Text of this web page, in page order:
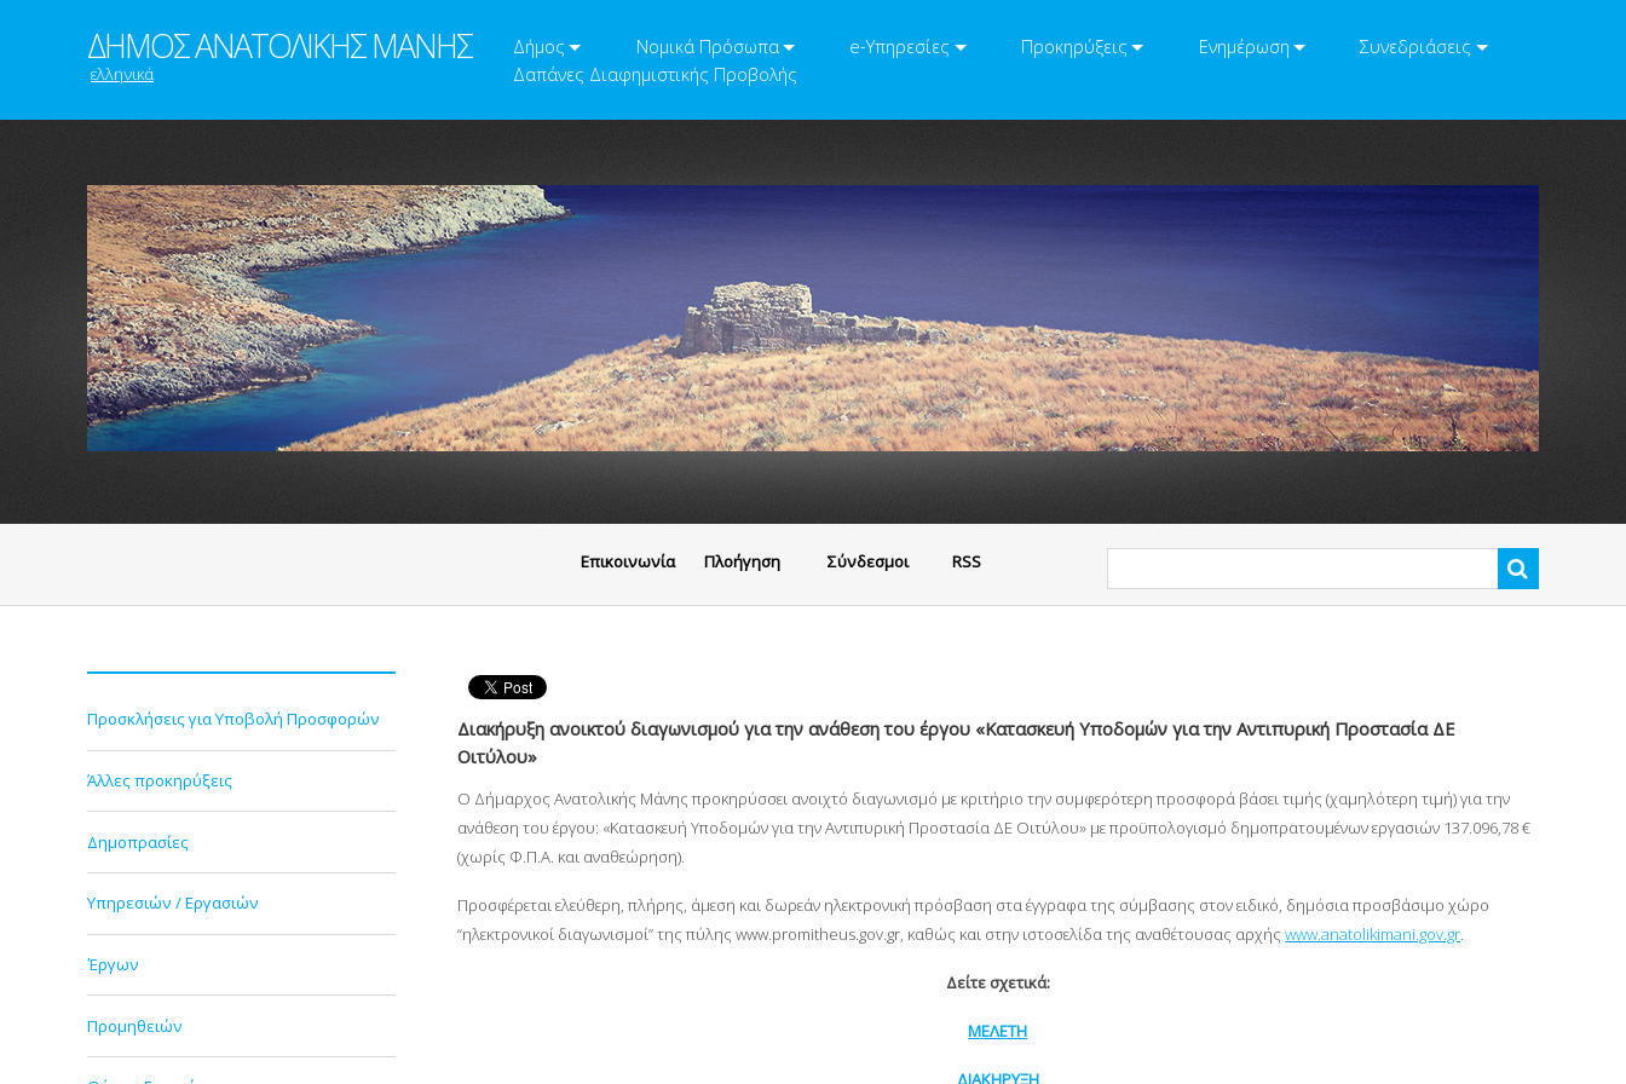
ΔΗΜΟΣ ΑΝΑΤΟΛΙΚΗΣ ΜΑΝΗΣ
ελληνικά
Δήμος Νομικά Πρόσωπα e-Υπηρεσίες Προκηρύξεις Ενημέρωση
Συνεδριάσεις
Δαπάνες Διαφημιστικής Προβολής
Eπικοινωνία Πλοήγηση Σύνδεσμοι RSS
Προσκλήσεις για Υποβολή Προσφορών
Άλλες προκηρύξεις
Δημοπρασίες
Υπηρεσιών / Εργασιών
Έργων
Προμηθειών
Διακήρυξη ανοικτού διαγωνισμού για την ανάθεση του έργου «Κατασκευή Υποδομών για την Αντιπυρική Προστασία ΔΕ
Οιτύλου»
Ο Δήμαρχος Ανατολικής Μάνης προκηρύσσει ανοιχτό διαγωνισμό με κριτήριο την συμφερότερη προσφορά βάσει τιμής (χαμηλότερη τιμή) για την
ανάθεση του έργου: «Κατασκευή Υποδομών για την Αντιπυρική Προστασία ΔΕ Οιτύλου» με προϋπολογισμό δημοπρατουμένων εργασιών 137.096,78 €
(χωρίς Φ.Π.Α. και αναθεώρηση).
Προσφέρεται ελεύθερη, πλήρης, άμεση και δωρεάν ηλεκτρονική πρόσβαση στα έγγραφα της σύμβασης στον ειδικό, δημόσια προσβάσιμο χώρο
“ηλεκτρονικοί διαγωνισμοί” της πύλης www.promitheus.gov.gr, καθώς και στην ιστοσελίδα της αναθέτουσας αρχήςwww.anatolikimani.gov.gr.
Δείτε σχετικά:
ΜΕΛΕΤΗ
ΔΙΑΚΗΡΥΞΗ